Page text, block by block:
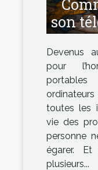
son
Devenus
pour
toutes les
vie des
personne
égarer.
plusieurs...